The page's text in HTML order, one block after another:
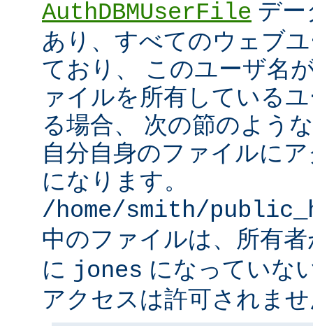
AuthDBMUserFile デ
あり、すべてのウェブ
ており、 このユーザ名
ァイルを所有している
る場合、 次の節のよう
自分自身のファイルに
になります。
/home/smith/
中のファイルは、所有
に jones になっていな
アクセスは許可されま